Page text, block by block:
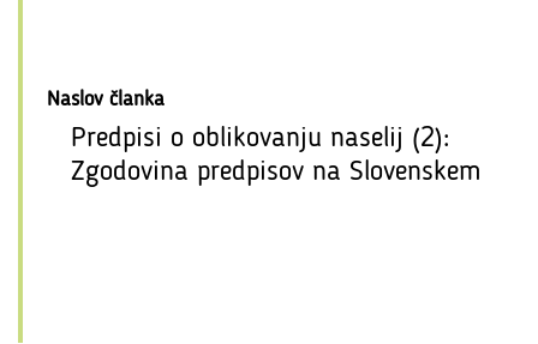
Naslov članka
Predpisi o oblikovanju naselij (2):
Zgodovina predpisov na Slovenskem